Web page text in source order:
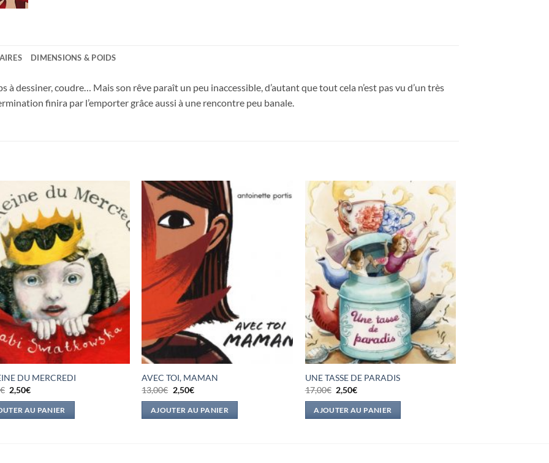
DIMENSIONS & POIDS
dessiner, coudre… Mais son rêve paraît un peu inaccessible, d’autant que tout cela n’est pas vu d’un très
finira par l’emporter grâce aussi à une rencontre peu banale.
DU MERCREDI
€ Le
prix
initial
était :
2,50€Le
actuel
est :
AU PANIER
AVEC TOI, MAMAN
13,00€ Le
prix
initial
était :
2,50€Le
actuel
est :
AJOUTER AU PANIER
UNE TASSE DE PARADIS
17,00€ Le
prix
initial
était :
2,50€Le
actuel
est :
AJOUTER AU PANIER